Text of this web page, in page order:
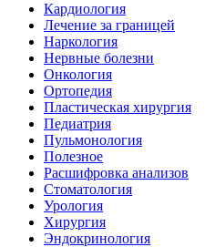
Кардиология
Лечение за границей
Наркология
Нервные болезни
Онкология
Ортопедия
Пластическая хирургия
Педиатрия
Пульмонология
Полезное
Расшифровка анализов
Стоматология
Урология
Хирургия
Эндокринология